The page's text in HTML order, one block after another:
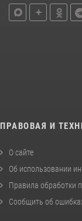
ПРАВОВАЯ И
О сайте
Об использовании
Правила обработки
Сообщить об